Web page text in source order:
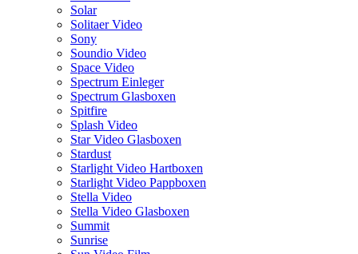
Solar
Solitaer Video
Sony
Soundio Video
Space Video
Spectrum Einleger
Spectrum Glasboxen
Spitfire
Splash Video
Star Video Glasboxen
Stardust
Starlight Video Hartboxen
Starlight Video Pappboxen
Stella Video
Stella Video Glasboxen
Summit
Sunrise